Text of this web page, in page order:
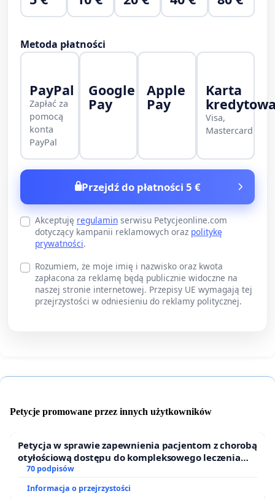
Metoda płatności
PayPal
Zapłać za
pomocą
konta
PayPal
Google
Pay
Apple
Pay
Karta
Visa,
Mastercard
Przejdź do płatności 5 €
Akceptuję regulamin serwisu Petycjeonline.com
dotyczący kampanii reklamowych oraz politykę
prywatności.
Rozumiem, że moje imię i nazwisko oraz kwota
zapłacona za reklamę będą publicznie widoczne na
naszej stronie internetowej. Przepisy UE wymagają tej
przejrzystości w odniesieniu do reklamy politycznej.
Petycje promowane przez innych użytkowników
Petycja w sprawie zapewnienia pacjentom z chorobą
otyłościową dostępu do kompleksowego leczenia
oraz programów profilaktycznych.
70 podpisów
Informacja o przejrzystości